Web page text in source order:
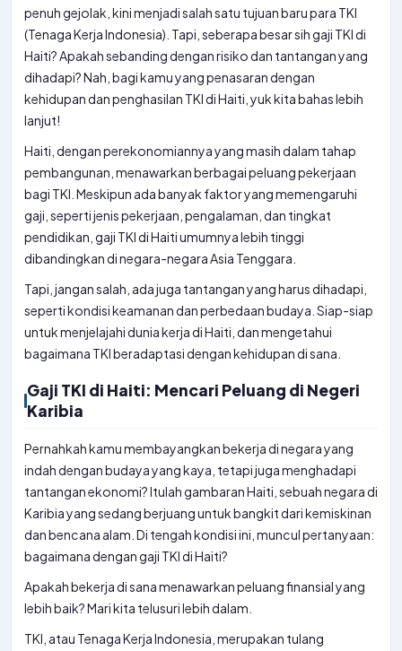
penuh gejolak, kini menjadi salah satu tujuan baru para TKI
(Tenaga Kerja Indonesia). Tapi, seberapa besar sih gaji TKI di
Haiti? Apakah sebanding dengan risiko dan tantangan yang
dihadapi? Nah, bagi kamu yang penasaran dengan
kehidupan dan penghasilan TKI di Haiti, yuk kita bahas lebih
lanjut!
Haiti, dengan perekonomiannya yang masih dalam tahap
pembangunan, menawarkan berbagai peluang pekerjaan
bagi TKI. Meskipun ada banyak faktor yang memengaruhi
gaji, seperti jenis pekerjaan, pengalaman, dan tingkat
pendidikan, gaji TKI di Haiti umumnya lebih tinggi
dibandingkan di negara-negara Asia Tenggara.
Tapi, jangan salah, ada juga tantangan yang harus dihadapi,
seperti kondisi keamanan dan perbedaan budaya. Siap-siap
untuk menjelajahi dunia kerja di Haiti, dan mengetahui
bagaimana TKI beradaptasi dengan kehidupan di sana.
Gaji TKI di Haiti: Mencari Peluang di Negeri
Karibia
Pernahkah kamu membayangkan bekerja di negara yang
indah dengan budaya yang kaya, tetapi juga menghadapi
tantangan ekonomi? Itulah gambaran Haiti, sebuah negara di
Karibia yang sedang berjuang untuk bangkit dari kemiskinan
dan bencana alam. Di tengah kondisi ini, muncul pertanyaan:
bagaimana dengan gaji TKI di Haiti?
Apakah bekerja di sana menawarkan peluang finansial yang
lebih baik? Mari kita telusuri lebih dalam.
TKI, atau Tenaga Kerja Indonesia, merupakan tulang